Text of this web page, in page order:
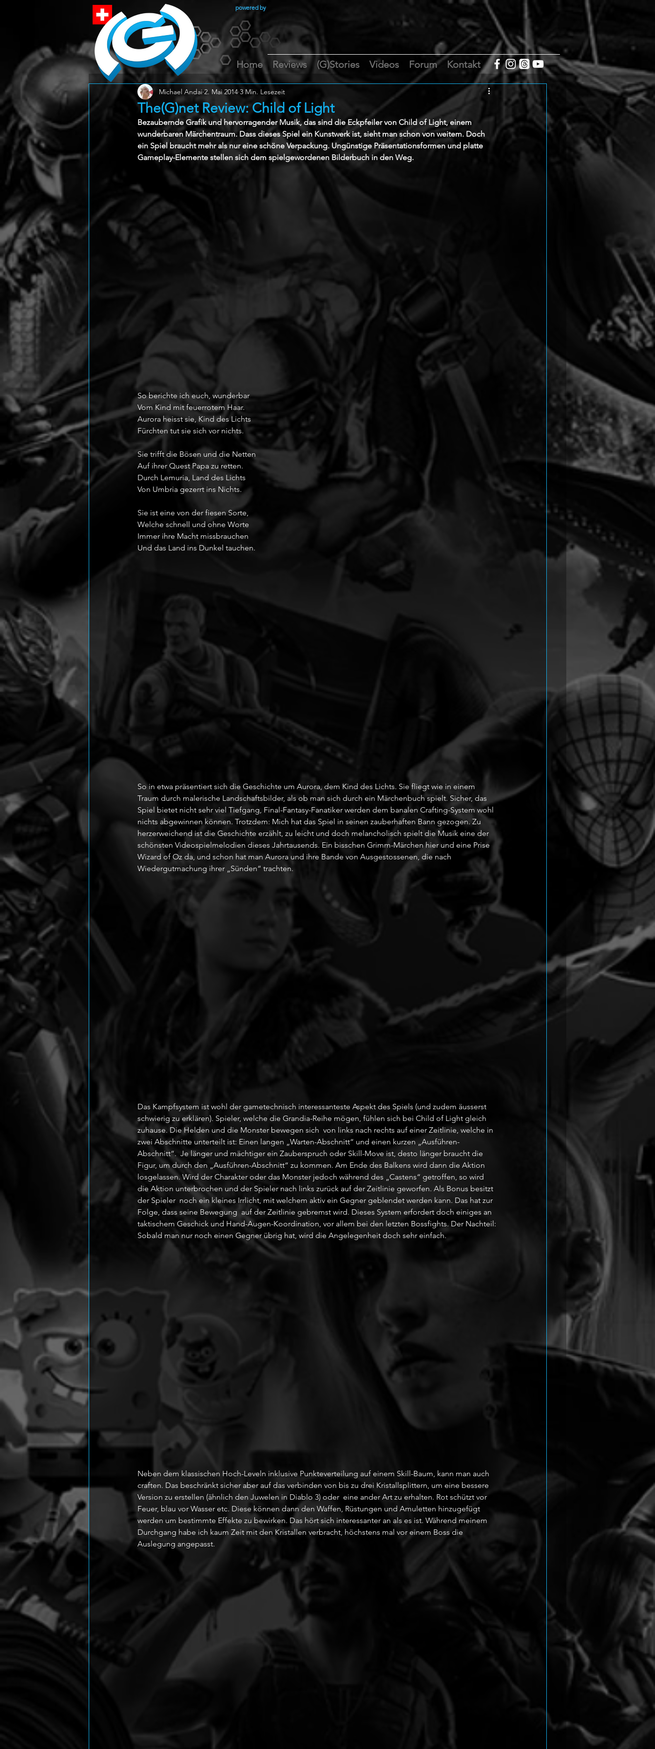
powered by
Home Reviews (G)Stories Videos Forum Kontakt
The(G)net Review: Child of Light
Michael Andai 2. Mai 2014 3 Min. Lesezeit
Bezaubernde Grafik und hervorragender Musik, das sind die Eckpfeiler von Child of Light, einem
wunderbaren Märchentraum. Dass dieses Spiel ein Kunstwerk ist, sieht man schon von weitem. Doch
ein Spiel braucht mehr als nur eine schöne Verpackung. Ungünstige Präsentationsformen und platte
Gameplay-Elemente stellen sich dem spielgewordenen Bilderbuch in den Weg.
So berichte ich euch, wunderbar
Vom Kind mit feuerrotem Haar.
Aurora heisst sie, Kind des Lichts
Fürchten tut sie sich vor nichts.
Sie trifft die Bösen und die Netten
Auf ihrer Quest Papa zu retten.
Durch Lemuria, Land des Lichts
Von Umbria gezerrt ins Nichts.
Sie ist eine von der fiesen Sorte,
Welche schnell und ohne Worte
Immer ihre Macht missbrauchen
Und das Land ins Dunkel tauchen.
So in etwa präsentiert sich die Geschichte um Aurora, dem Kind des Lichts. Sie fliegt wie in einem
Traum durch malerische Landschaftsbilder, als ob man sich durch ein Märchenbuch spielt. Sicher, das
Spiel bietet nicht sehr viel Tiefgang, Final-Fantasy-Fanatiker werden dem banalen Crafting-System wohl
nichts abgewinnen können. Trotzdem: Mich hat das Spiel in seinen zauberhaften Bann gezogen. Zu
herzerweichend ist die Geschichte erzählt, zu leicht und doch melancholisch spielt die Musik eine der
schönsten Videospielmelodien dieses Jahrtausends. Ein bisschen Grimm-Märchen hier und eine Prise
Wizard of Oz da, und schon hat man Aurora und ihre Bande von Ausgestossenen, die nach
Wiedergutmachung ihrer „Sünden“ trachten.
Das Kampfsystem ist wohl der gametechnisch interessanteste Aspekt des Spiels (und zudem äusserst
schwierig zu erklären). Spieler, welche die Grandia-Reihe mögen, fühlen sich bei Child of Light gleich
zuhause. Die Helden und die Monster bewegen sich  von links nach rechts auf einer Zeitlinie, welche in
zwei Abschnitte unterteilt ist: Einen langen „Warten-Abschnitt“ und einen kurzen „Ausführen-
Abschnitt“.  Je länger und mächtiger ein Zauberspruch oder Skill-Move ist, desto länger braucht die
Figur, um durch den „Ausführen-Abschnitt“ zu kommen. Am Ende des Balkens wird dann die Aktion
losgelassen. Wird der Charakter oder das Monster jedoch während des „Castens“ getroffen, so wird
die Aktion unterbrochen und der Spieler nach links zurück auf der Zeitlinie geworfen. Als Bonus besitzt
der Spieler  noch ein kleines Irrlicht, mit welchem aktiv ein Gegner geblendet werden kann. Das hat zur
Folge, dass seine Bewegung  auf der Zeitlinie gebremst wird. Dieses System erfordert doch einiges an
taktischem Geschick und Hand-Augen-Koordination, vor allem bei den letzten Bossfights. Der Nachteil:
Sobald man nur noch einen Gegner übrig hat, wird die Angelegenheit doch sehr einfach.
Neben dem klassischen Hoch-Leveln inklusive Punkteverteilung auf einem Skill-Baum, kann man auch
craften. Das beschränkt sicher aber auf das verbinden von bis zu drei Kristallsplittern, um eine bessere
Version zu erstellen (ähnlich den Juwelen in Diablo 3) oder  eine ander Art zu erhalten. Rot schützt vor
Feuer, blau vor Wasser etc. Diese können dann den Waffen, Rüstungen und Amuletten hinzugefügt
werden um bestimmte Effekte zu bewirken. Das hört sich interessanter an als es ist. Während meinem
Durchgang habe ich kaum Zeit mit den Kristallen verbracht, höchstens mal vor einem Boss die
Auslegung angepasst.